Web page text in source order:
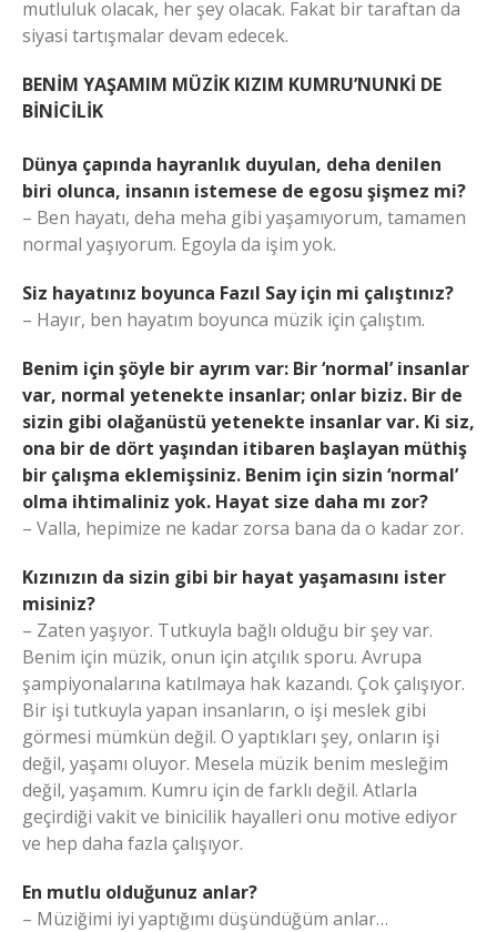
mutluluk olacak, her şey olacak. Fakat bir taraftan da
siyasi tartışmalar devam edecek.
BENİM YAŞAMIM MÜZİK KIZIM KUMRU’NUNKİ DE
BİNİCİLİK
Dünya çapında hayranlık duyulan, deha denilen
biri olunca, insanın istemese de egosu şişmez mi?
– Ben hayatı, deha meha gibi yaşamıyorum, tamamen
normal yaşıyorum. Egoyla da işim yok.
Siz hayatınız boyunca Fazıl Say için mi çalıştınız?
– Hayır, ben hayatım boyunca müzik için çalıştım.
Benim için şöyle bir ayrım var: Bir ‘normal’ insanlar
var, normal yetenekte insanlar; onlar biziz. Bir de
sizin gibi olağanüstü yetenekte insanlar var. Ki siz,
ona bir de dört yaşından itibaren başlayan müthiş
bir çalışma eklemişsiniz. Benim için sizin ‘normal’
olma ihtimaliniz yok. Hayat size daha mı zor?
– Valla, hepimize ne kadar zorsa bana da o kadar zor.
Kızınızın da sizin gibi bir hayat yaşamasını ister
misiniz?
– Zaten yaşıyor. Tutkuyla bağlı olduğu bir şey var.
Benim için müzik, onun için atçılık sporu. Avrupa
şampiyonalarına katılmaya hak kazandı. Çok çalışıyor.
Bir işi tutkuyla yapan insanların, o işi meslek gibi
görmesi mümkün değil. O yaptıkları şey, onların işi
değil, yaşamı oluyor. Mesela müzik benim mesleğim
değil, yaşamım. Kumru için de farklı değil. Atlarla
geçirdiği vakit ve binicilik hayalleri onu motive ediyor
ve hep daha fazla çalışıyor.
En mutlu olduğunuz anlar?
– Müziğimi iyi yaptığımı düşündüğüm anlar…